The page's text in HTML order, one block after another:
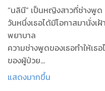
“นลินี” เป็นหญิงสาวที่ช่างพูด
วันหนึ่งเธอได้มีโอกาสมานั่งเ
พยาบาล
ความช่างพูดของเธอทำให้เ
ของผู้ป่วย
ที่นอนอยู่เตียงข้างๆ เรื่องราว
แสดงมากขึ้น